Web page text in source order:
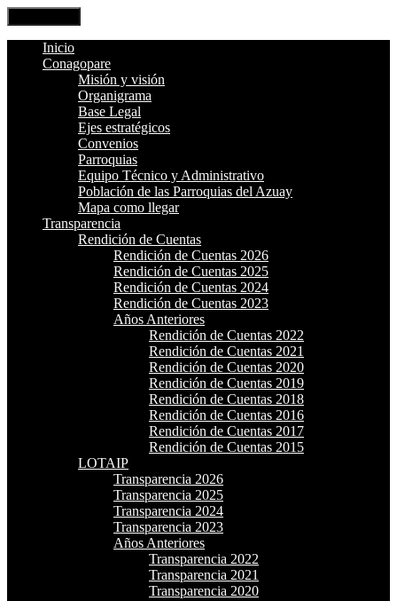
Inicio
Conagopare
Misión y visión
Organigrama
Base Legal
Ejes estratégicos
Convenios
Parroquias
Equipo Técnico y Administrativo
Población de las Parroquias del Azuay
Mapa como llegar
Transparencia
Rendición de Cuentas
Rendición de Cuentas 2026
Rendición de Cuentas 2025
Rendición de Cuentas 2024
Rendición de Cuentas 2023
Años Anteriores
Rendición de Cuentas 2022
Rendición de Cuentas 2021
Rendición de Cuentas 2020
Rendición de Cuentas 2019
Rendición de Cuentas 2018
Rendición de Cuentas 2016
Rendición de Cuentas 2017
Rendición de Cuentas 2015
LOTAIP
Transparencia 2026
Transparencia 2025
Transparencia 2024
Transparencia 2023
Años Anteriores
Transparencia 2022
Transparencia 2021
Transparencia 2020